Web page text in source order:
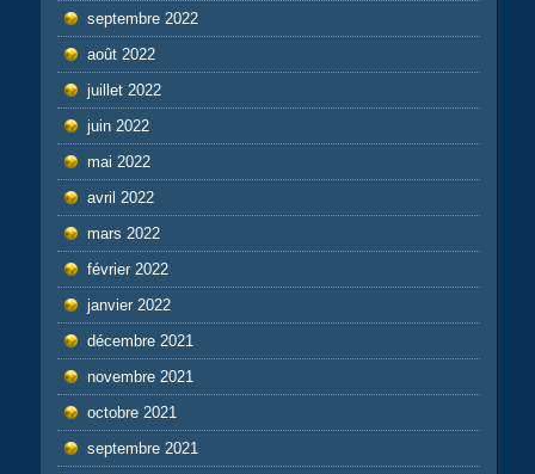
septembre 2022
août 2022
juillet 2022
juin 2022
mai 2022
avril 2022
mars 2022
février 2022
janvier 2022
décembre 2021
novembre 2021
octobre 2021
septembre 2021